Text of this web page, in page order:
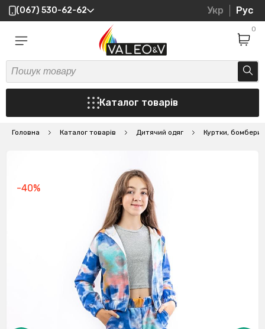
(067) 530-62-62 Укр Рус
0
Каталог товарів
Головна Каталог товарів Дитячий одяг Куртки, бомбери
-40%